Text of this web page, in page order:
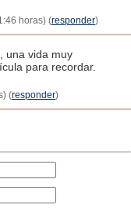
horas) (responder)
una vida muy
para recordar.
(responder)